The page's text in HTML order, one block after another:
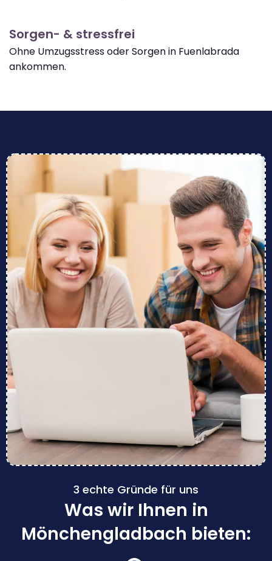
Sorgen- & stressfrei
Ohne Umzugsstress oder Sorgen in Fuenlabrada
ankommen.
3 echte Gründe für uns
Was wir Ihnen in
Mönchengladbach bieten: